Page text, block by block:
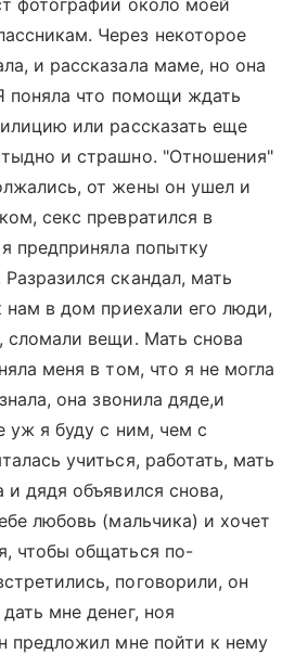
фотографии около моей
Через некоторое
и рассказала маме, но она
поняла что помощи ждать
или рассказать еще
и страшно. "Отношения"
от жены он ушел и
секс превратился в
предприняла попытку
скандал, мать
нам в дом приехали его люди,
сломали вещи. Мать снова
меня в том, что я не могла
она звонила дяде,и
уж я буду с ним, чем с
учиться, работать, мать
дядя объявился снова,
любовь (мальчика) и хочет
чтобы общаться по-
поговорили, он
мне денег, ноя
предложил мне пойти к нему